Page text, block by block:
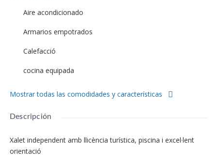
Aire acondicionado
Armarios empotrados
Calefacció
cocina equipada
Mostrar todas las comodidades y características
Descripción
Xalet independent amb llicència turística, piscina i excel·lent
orientació